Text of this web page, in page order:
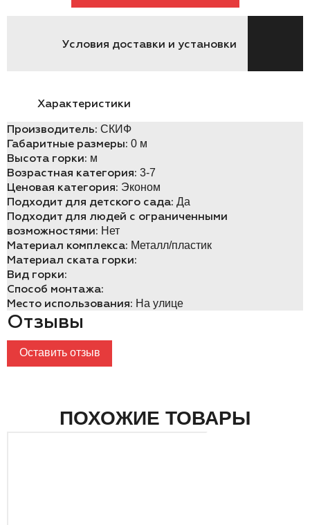
Условия доставки и установки
Характеристики
Производитель: СКИФ
Габаритные размеры: 0 м
Высота горки: м
Возрастная категория: 3-7
Ценовая категория: Эконом
Подходит для детского сада: Да
Подходит для людей с ограниченными
возможностями: Нет
Материал комплекса: Металл/пластик
Материал ската горки:
Вид горки:
Способ монтажа:
Место использования: На улице
Отзывы
Оставить отзыв
ПОХОЖИЕ ТОВАРЫ